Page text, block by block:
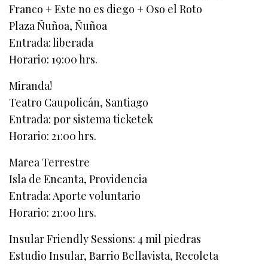
Franco + Este no es diego + Oso el Roto
Plaza Ñuñoa, Ñuñoa
Entrada: liberada
Horario: 19:00 hrs.
Miranda!
Teatro Caupolicán, Santiago
Entrada: por sistema ticketek
Horario: 21:00 hrs.
Marea Terrestre
Isla de Encanta, Providencia
Entrada: Aporte voluntario
Horario: 21:00 hrs.
Insular Friendly Sessions: 4 mil piedras
Estudio Insular, Barrio Bellavista, Recoleta